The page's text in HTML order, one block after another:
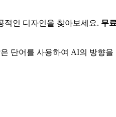
적인 디자인을 찾아보세요. 무
단어를 사용하여 AI의 방향